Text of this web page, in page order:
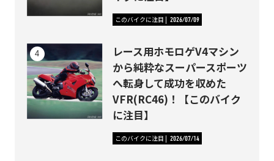
このバイクに注目 2026/07/09
レース用ホモロゲV4マシン
から純粋なスーパースポーツ
へ転身して成功を収めた
VFR(RC46)！【このバイク
に注目】
このバイクに注目 2026/07/14